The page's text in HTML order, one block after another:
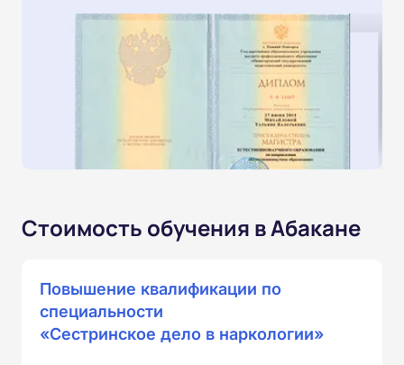
Стоимость обучения в Абакане
Повышение квалификации по
специальности
«Сестринское дело в наркологии»